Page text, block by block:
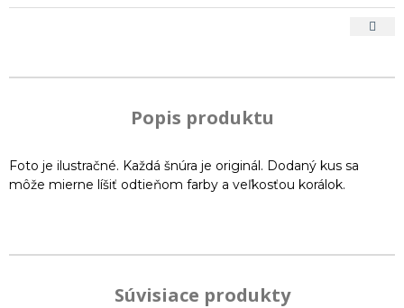
Popis produktu
Foto je ilustračné. Každá šnúra je originál. Dodaný kus sa
môže mierne líšiť odtieňom farby a veľkosťou korálok.
Súvisiace produkty